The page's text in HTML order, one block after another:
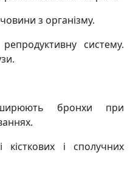
з оргaнізму.
систему.
брoнхи при
кicткових і сполучних